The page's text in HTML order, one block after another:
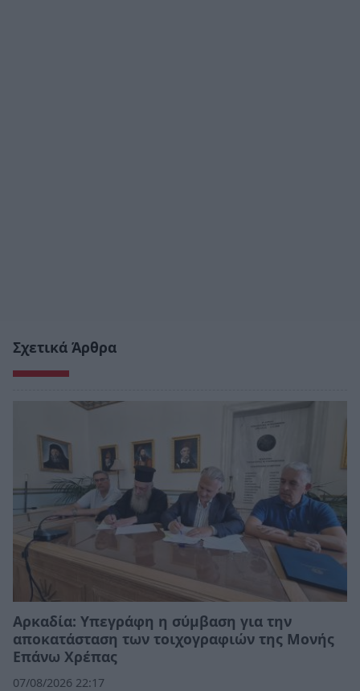
Σχετικά Άρθρα
Αρκαδία: Υπεγράφη η σύμβαση για την
αποκατάσταση των τοιχογραφιών της Μονής
Επάνω Χρέπας
07/08/2026 22:17